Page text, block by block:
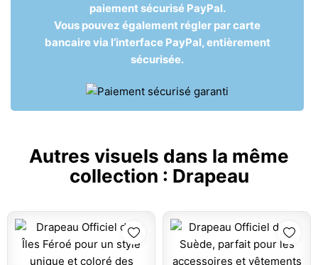
paiement sécurisé PayPal.
Vous pouvez également régler par carte
bancaire via l’interface PayPal, entièrement
sécurisée.
Autres visuels dans la même
collection : Drapeau